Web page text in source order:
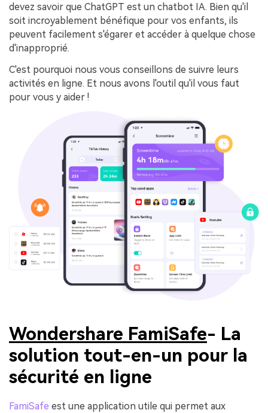
devez savoir que ChatGPT est un chatbot IA. Bien qu'il
soit incroyablement bénéfique pour vos enfants, ils
peuvent facilement s'égarer et accéder à quelque chose
d'inapproprié.
C'est pourquoi nous vous conseillons de suivre leurs
activités en ligne. Et nous avons l'outil qu'il vous faut
pour vous y aider !
Wondershare FamiSafe- La
solution tout-en-un pour la
sécurité en ligne
FamiSafe est une application utile qui permet aux